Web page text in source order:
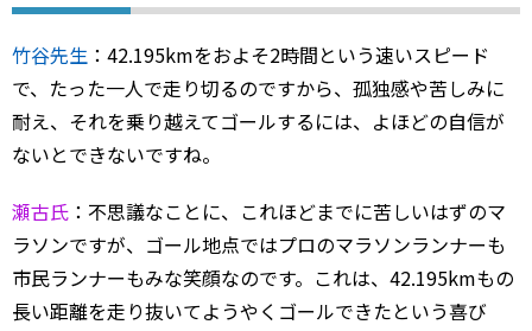
竹谷先生 ：42.195kmをおよそ2時間という速いスピード
で、たった一人で走り切るのですから、孤独感や苦しみに
耐え、それを乗り越えてゴールするには、よほどの自信が
ないとできないですね。
瀬古氏 ：不思議なことに、これほどまでに苦しいはずのマ
ラソンですが、ゴール地点ではプロのマラソンランナーも
市民ランナーもみな笑顔なのです。これは、42.195kmもの
長い距離を走り抜いてようやくゴールできたという喜び